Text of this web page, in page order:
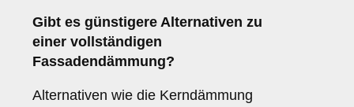
Gibt es günstigere Alternativen zu
einer vollständigen
Fassadendämmung?
Alternativen wie die Kerndämmung